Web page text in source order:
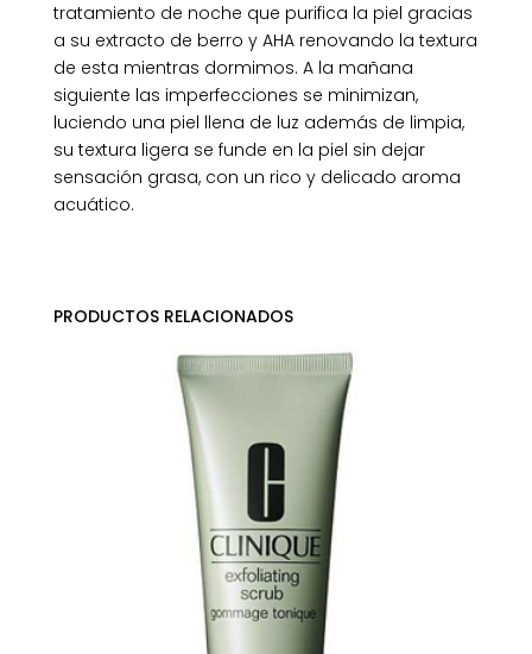
tratamiento de noche que purifica la piel gracias
a su extracto de berro y AHA renovando la textura
de esta mientras dormimos. A la mañana
siguiente las imperfecciones se minimizan,
luciendo una piel llena de luz además de limpia,
su textura ligera se funde en la piel sin dejar
sensación grasa, con un rico y delicado aroma
acuático.
PRODUCTOS RELACIONADOS